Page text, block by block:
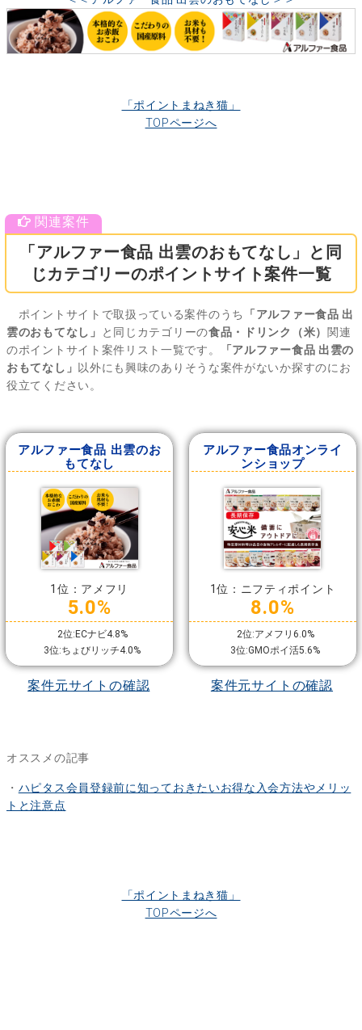
「ポイントまねき猫」
TOPページへ
「アルファー食品 出雲のおもてなし」と同
じカテゴリーのポイントサイト案件一覧
ポイントサイトで取扱っている案件のうち
「アルファー食品 出
雲のおもてなし」
と同じカテゴリーの食品・ドリンク（米） 関連
のポイントサイト案件リスト一覧です。
「アルファー食品 出雲の
おもてなし」 以外にも興味のありそうな案件がないか探すのにお
役立てください。
アルファー食品 出雲のお
もてなし
1位：アメフリ
5.0%
2位:ECナビ4.8%
3位:ちょびリッチ4.0%
案件元サイトの確認
アルファー食品オンライ
ンショップ
1位：ニフティポイント
8.0%
2位:アメフリ6.0%
3位:GMOポイ活5.6%
案件元サイトの確認
オススメの記事
・ ハピタス会員登録前に知っておきたいお得な入会方法やメリッ
トと注意点
「ポイントまねき猫」
TOPページへ